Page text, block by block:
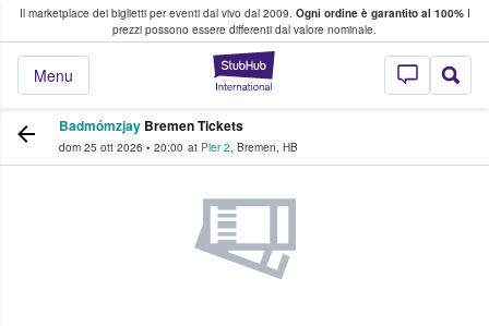
Il marketplace dei biglietti per eventi dal vivo dal 2009. Ogni ordine è garantito al 100%I
prezzi possono essere differenti dal valore nominale.
StubHub - Dove
Menu
fan comprano e vendono biglietti
Badmómzjay Bremen Tickets
dom 25 ott 2026 • 20:00 at Pier 2, Bremen, HB